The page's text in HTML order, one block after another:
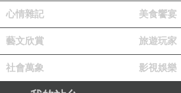
ICBC保單及愛車照片，
從加拿大溫哥華個人自用運車回
件是ICBC保單，證明這台BMW
行駛過。
更多從加拿大或美國運
稅費用及案例說明也可以參閱這
心情雜記 美食饗宴
藝文欣賞 旅遊玩家
社會萬象 影視娛樂